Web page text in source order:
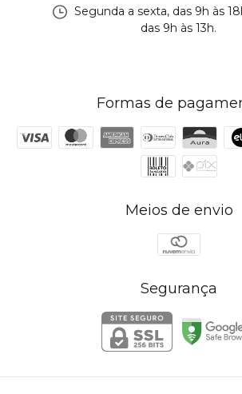
Segunda a sexta, das 9h às
das 9h às 13h.
Formas de
Meios de envio
Segurança